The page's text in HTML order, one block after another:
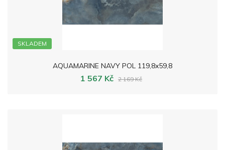
SKLADEM
AQUAMARINE NAVY POL 119,8x59,8
1 567 Kč 2 169 Kč